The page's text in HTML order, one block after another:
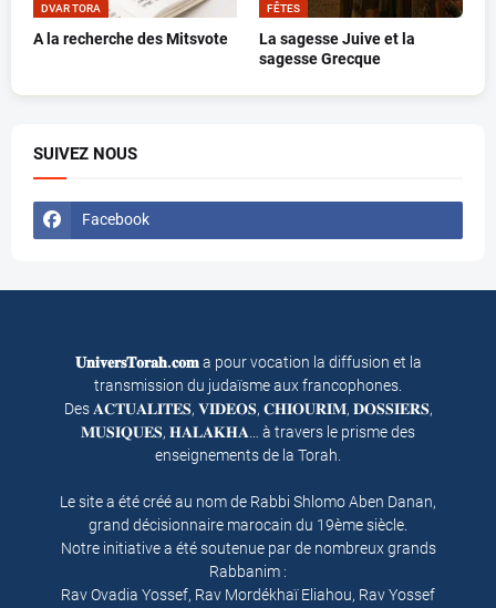
DVAR TORA
A la recherche des Mitsvote
FÊTES
La sagesse Juive et la
sagesse Grecque
SUIVEZ NOUS
Facebook
𝐔𝐧𝐢𝐯𝐞𝐫𝐬𝐓𝐨𝐫𝐚𝐡.𝐜𝐨𝐦a pour vocation la diffusion et la
transmission du judaïsme aux francophones.
Des 𝐀𝐂𝐓𝐔𝐀𝐋𝐈𝐓𝐄𝐒, 𝐕𝐈𝐃𝐄𝐎𝐒, 𝐂𝐇𝐈𝐎𝐔𝐑𝐈𝐌, 𝐃𝐎𝐒𝐒𝐈𝐄𝐑𝐒,
𝐌𝐔𝐒𝐈𝐐𝐔𝐄𝐒, 𝐇𝐀𝐋𝐀𝐊𝐇𝐀… à travers le prisme des
enseignements de la Torah.
Le site a été créé au nom de Rabbi Shlomo Aben Danan,
grand décisionnaire marocain du 19ème siècle.
Notre initiative a été soutenue par de nombreux grands
Rabbanim :
Rav Ovadia Yossef, Rav Mordékhaï Eliahou, Rav Yossef